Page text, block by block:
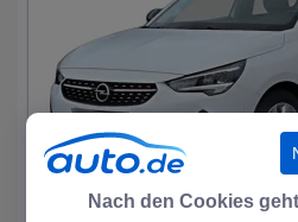
|19
Nach den Cookies